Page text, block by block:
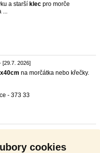
cookies
a starší klec pro morče
...
[29.7. 2026]
na morčátka nebo křečky.
- 373 33